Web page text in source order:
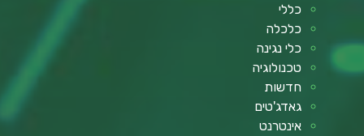
כללי
כלכלה
כלי נגינה
טכנולוגיה
חדשות
גאדג'טים
אינטרנט